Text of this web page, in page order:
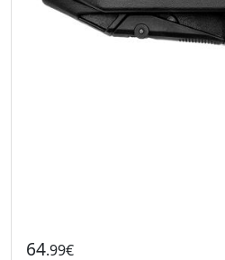
64.99€